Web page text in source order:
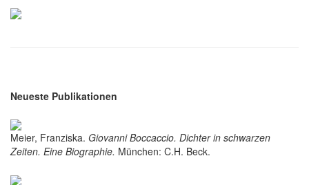
Neueste Publikationen
Meier, Franziska. Giovanni Boccaccio. Dichter in schwarzen
Zeiten. Eine Biographie. München: C.H. Beck.